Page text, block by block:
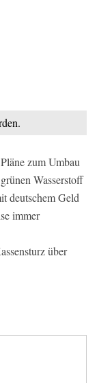
zum Umbau
Wasserstoff
deutschem Geld
immer
über